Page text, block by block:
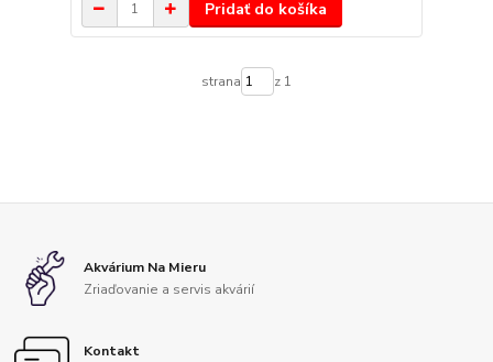
Pridať do košíka
strana z 1
Akvárium Na Mieru
Zriaďovanie a servis akvárií
Kontakt